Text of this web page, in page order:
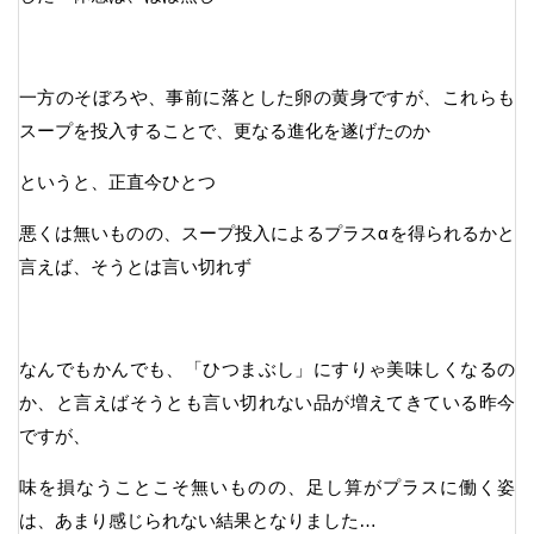
一方のそぼろや、事前に落とした卵の黄身ですが、これらも
スープを投入することで、更なる進化を遂げたのか
というと、正直今ひとつ
悪くは無いものの、スープ投入によるプラスαを得られるかと
言えば、そうとは言い切れず
なんでもかんでも、「ひつまぶし」にすりゃ美味しくなるの
か、と言えばそうとも言い切れない品が増えてきている昨今
ですが、
味を損なうことこそ無いものの、足し算がプラスに働く姿
は、あまり感じられない結果となりました…